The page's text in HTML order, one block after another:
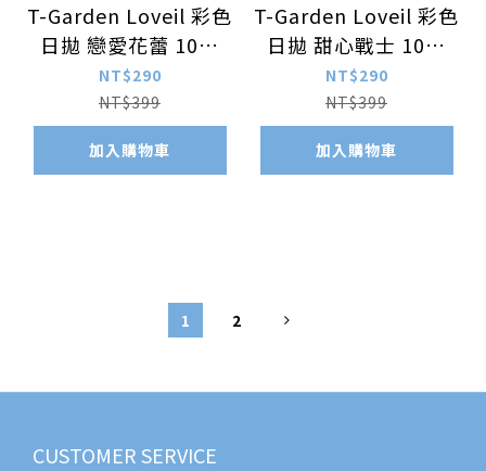
T-Garden Loveil 彩色
日拋 戀愛花蕾 10片
裝/盒
NT$290
NT$399
加入購物車
T-Garden Loveil 彩色
日拋 甜心戰士 10片
裝/盒
NT$290
NT$399
加入購物車
1 2
CUSTOMER SERVICE